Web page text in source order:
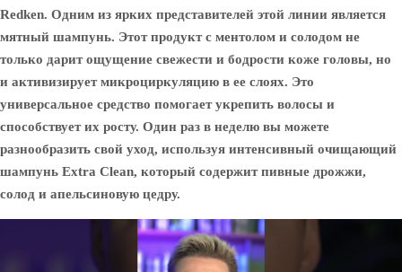
Redken. Одним из ярких представителей этой линии является
мятный шампунь. Этот продукт с ментолом и солодом не
только дарит ощущение свежести и бодрости коже головы, но
и активизирует микроциркуляцию в ее слоях. Это
универсальное средство помогает укрепить волосы и
способствует их росту. Один раз в неделю вы можете
разнообразить свой уход, используя интенсивный очищающий
шампунь Extra Clean, который содержит пивные дрожжи,
солод и апельсиновую цедру.